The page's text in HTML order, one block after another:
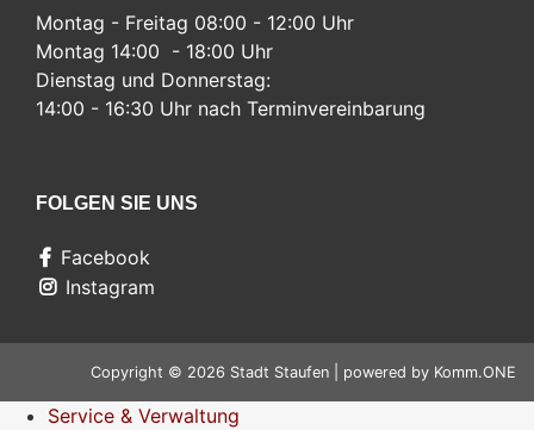
Montag - Freitag 08:00 - 12:00 Uhr
Montag 14:00 - 18:00 Uhr
Dienstag und Donnerstag:
14:00 - 16:30 Uhr nach Terminvereinbarung
FOLGEN SIE UNS
Facebook
Instagram
Copyright © 2026 Stadt Staufen | powered by Komm.ONE
Service & Verwaltung